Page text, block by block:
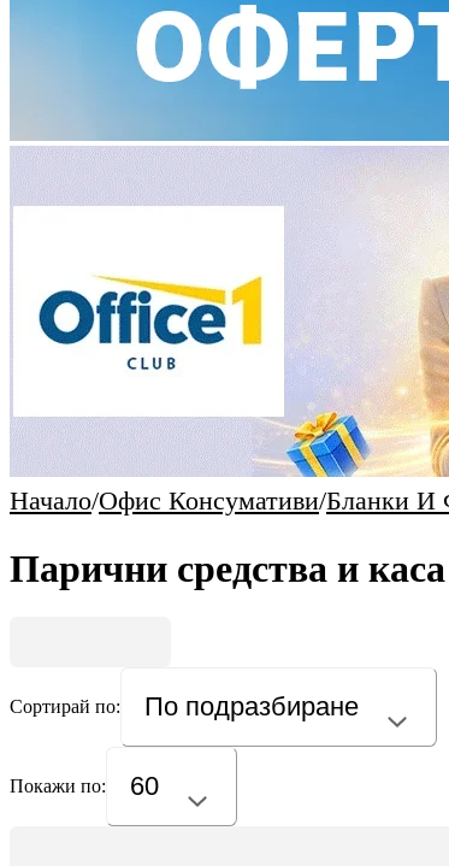
Начало/Офис Консумативи/Бланки И
Парични средства и каса
Сортирай по: По подразбиране
Покажи по: 60